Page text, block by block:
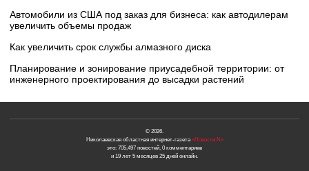
Автомобили из США под заказ для бизнеса: как автодилерам
увеличить объемы продаж
Как увеличить срок службы алмазного диска
Планирование и зонирование приусадебной территории: от
инженерного проектирования до высадки растений
© 2026.
Николаевская областная интернет-газета«Новости N»
это: 705,497 новостей, 0 комментариев
и 19 лет 5 месяцев 25 дней онлайн.